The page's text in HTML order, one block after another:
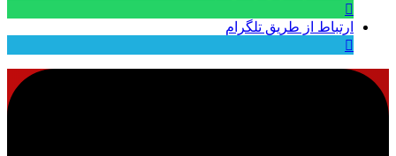
ارتباط از طریق تلگرام